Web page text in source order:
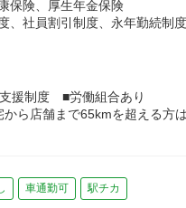
保険、厚生年金保険
、社員割引制度、永年勤続制
援制度 ■労働組合あり
ら店舗まで65kmを超える方
車通勤可 駅チカ